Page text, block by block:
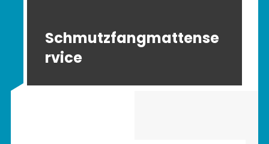
Schmutzfangmattense
rvice